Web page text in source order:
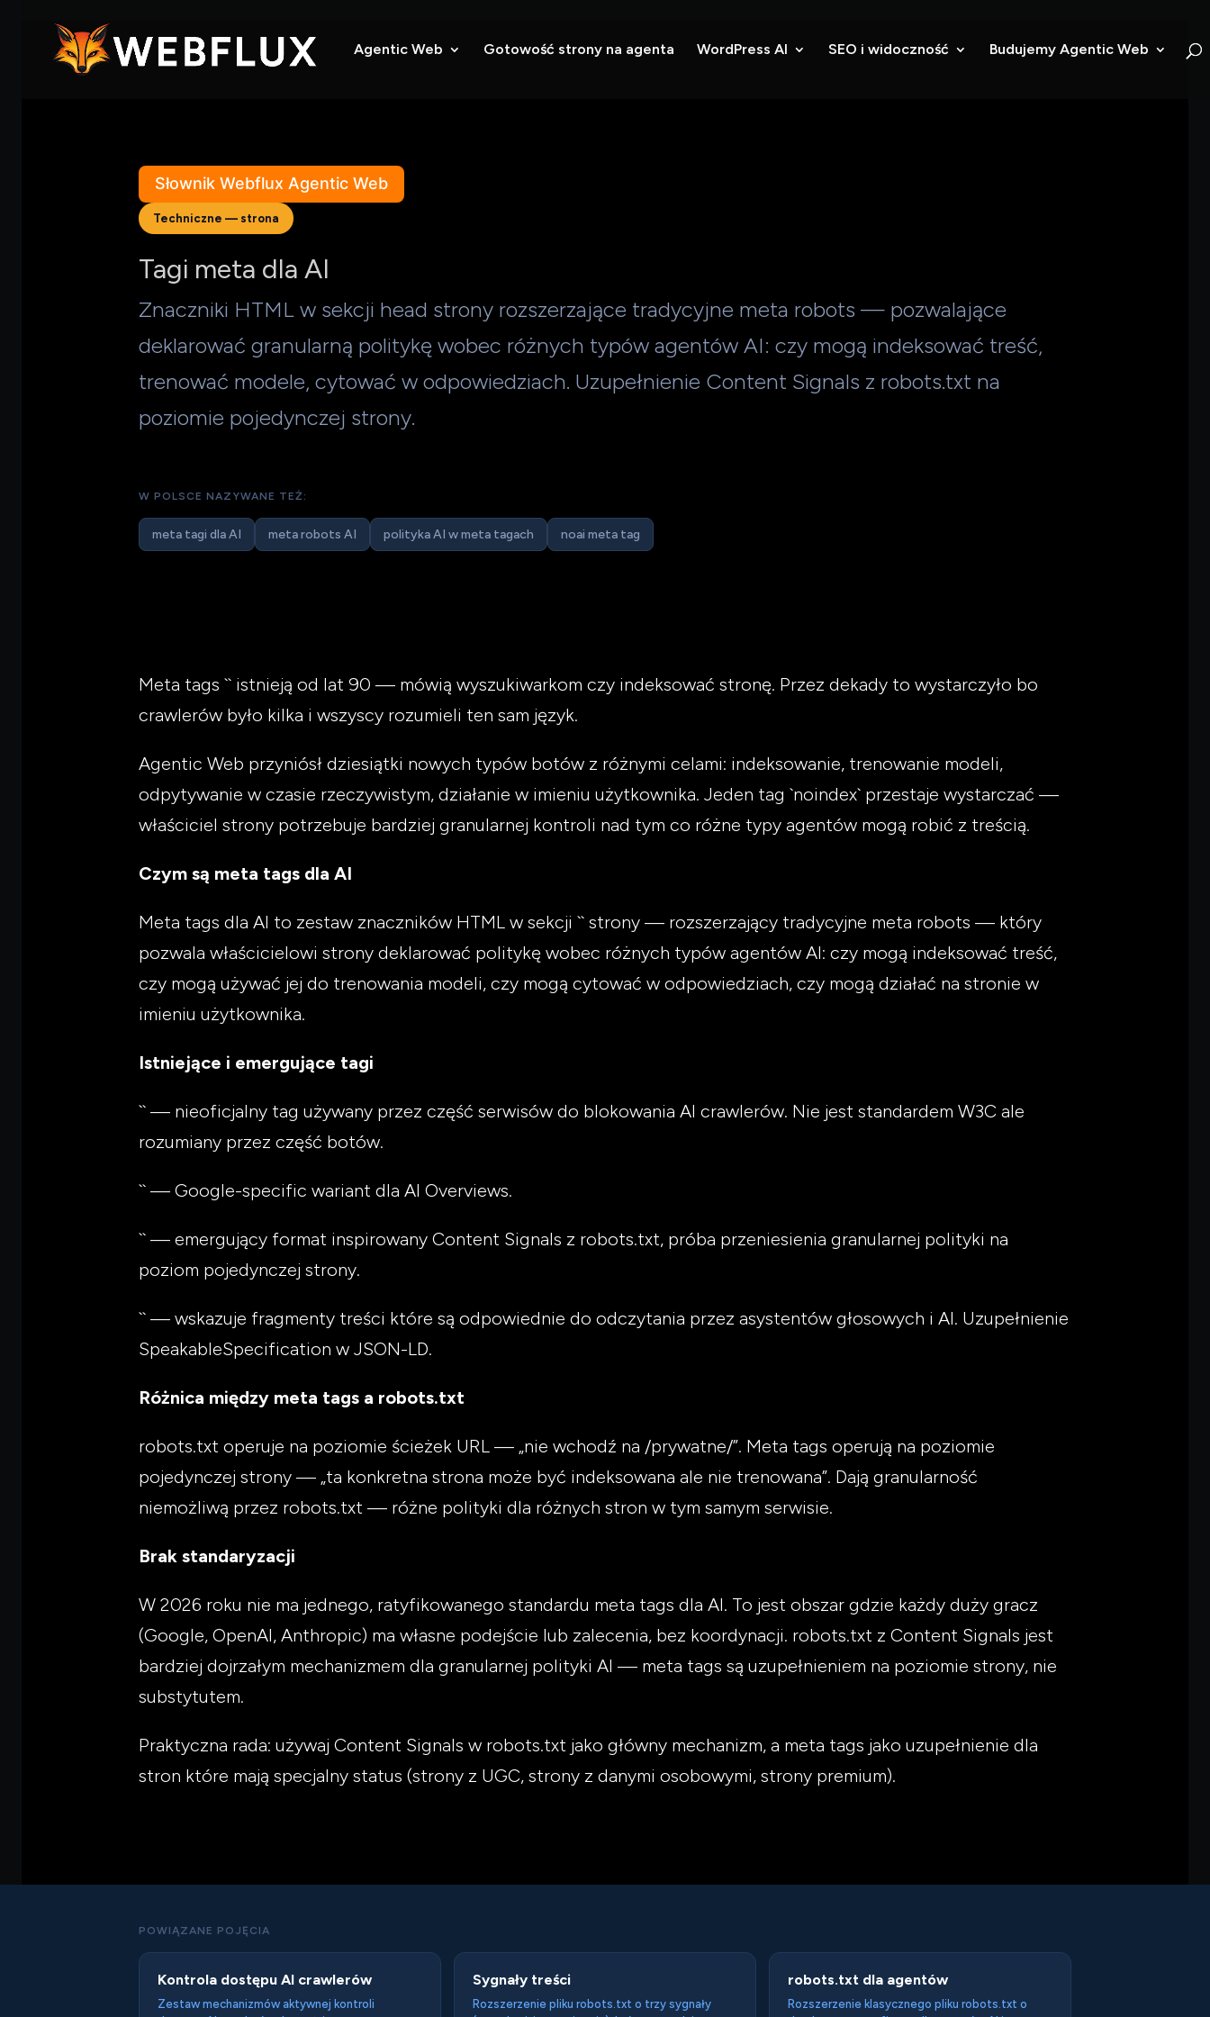
Agentic Web Gotowość strony na agenta WordPress AI SEO i widoczność Budujemy Agentic Web
Słownik Webflux Agentic Web
Techniczne — strona
Tagi meta dla AI
Znaczniki HTML w sekcji head strony rozszerzające tradycyjne meta robots — pozwalające
deklarować granularną politykę wobec różnych typów agentów AI: czy mogą indeksować treść,
trenować modele, cytować w odpowiedziach. Uzupełnienie Content Signals z robots.txt na
poziomie pojedynczej strony.
W POLSCE NAZYWANE TEŻ:
meta tagi dla AI meta robots AI polityka AI w meta tagach noai meta tag
Meta tags `` istnieją od lat 90 — mówią wyszukiwarkom czy indeksować stronę. Przez dekady to wystarczyło bo
crawlerów było kilka i wszyscy rozumieli ten sam język.
Agentic Web przyniósł dziesiątki nowych typów botów z różnymi celami: indeksowanie, trenowanie modeli,
odpytywanie w czasie rzeczywistym, działanie w imieniu użytkownika. Jeden tag `noindex` przestaje wystarczać —
właściciel strony potrzebuje bardziej granularnej kontroli nad tym co różne typy agentów mogą robić z treścią.
Czym są meta tags dla AI
Meta tags dla AI to zestaw znaczników HTML w sekcji `` strony — rozszerzający tradycyjne meta robots — który
pozwala właścicielowi strony deklarować politykę wobec różnych typów agentów AI: czy mogą indeksować treść,
czy mogą używać jej do trenowania modeli, czy mogą cytować w odpowiedziach, czy mogą działać na stronie w
imieniu użytkownika.
Istniejące i emergujące tagi
`` — nieoficjalny tag używany przez część serwisów do blokowania AI crawlerów. Nie jest standardem W3C ale
rozumiany przez część botów.
`` — Google-specific wariant dla AI Overviews.
`` — emergujący format inspirowany Content Signals z robots.txt, próba przeniesienia granularnej polityki na
poziom pojedynczej strony.
`` — wskazuje fragmenty treści które są odpowiednie do odczytania przez asystentów głosowych i AI. Uzupełnienie
SpeakableSpecification w JSON-LD.
Różnica między meta tags a robots.txt
robots.txt operuje na poziomie ścieżek URL — „nie wchodź na /prywatne/”. Meta tags operują na poziomie
pojedynczej strony — „ta konkretna strona może być indeksowana ale nie trenowana”. Dają granularność
niemożliwą przez robots.txt — różne polityki dla różnych stron w tym samym serwisie.
Brak standaryzacji
W 2026 roku nie ma jednego, ratyfikowanego standardu meta tags dla AI. To jest obszar gdzie każdy duży gracz
(Google, OpenAI, Anthropic) ma własne podejście lub zalecenia, bez koordynacji. robots.txt z Content Signals jest
bardziej dojrzałym mechanizmem dla granularnej polityki AI — meta tags są uzupełnieniem na poziomie strony, nie
substytutem.
Praktyczna rada: używaj Content Signals w robots.txt jako główny mechanizm, a meta tags jako uzupełnienie dla
stron które mają specjalny status (strony z UGC, strony z danymi osobowymi, strony premium).
POWIĄZANE POJĘCIA
Kontrola dostępu AI crawlerów
Zestaw mechanizmów aktywnej kontroli
Sygnały treści
Rozszerzenie pliku robots.txt o trzy sygnały
robots.txt dla agentów
Rozszerzenie klasycznego pliku robots.txt o